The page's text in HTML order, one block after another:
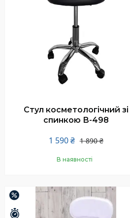
Стул косметологічний зі
спинкою В-498
1 890 ₴
1 590 ₴
В наявності
Купити
Залишилось 25 днів